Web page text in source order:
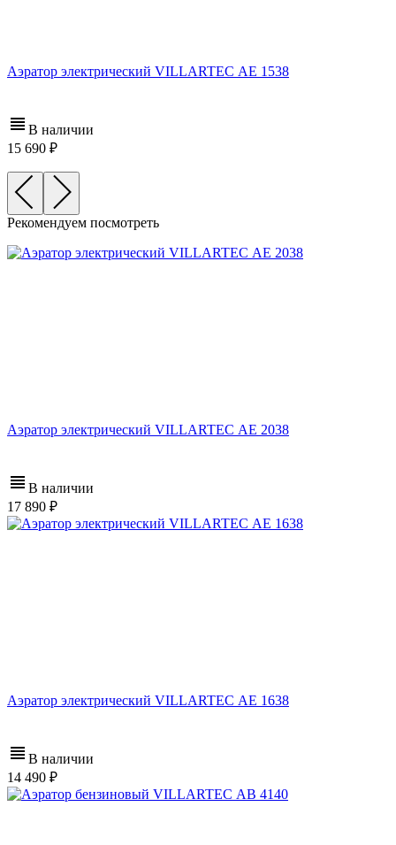
Аэратор электрический VILLARTEC АЕ 1538
В наличии
15 690
Рекомендуем посмотреть
Аэратор электрический VILLARTEC АЕ 2038
В наличии
17 890
Аэратор электрический VILLARTEC АЕ 1638
В наличии
14 490